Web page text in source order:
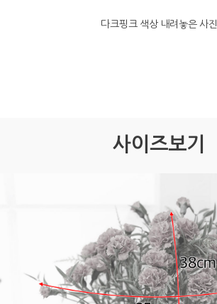
다크핑크 색상 내려놓은 사진
사이즈보기